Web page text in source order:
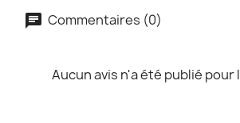
Commentaires (0)
Aucun avis n'a été publié pour